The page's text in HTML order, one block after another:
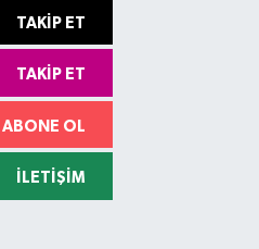
TAKIP ET
TAKIP ET
ABONE OL
İLETIŞIM